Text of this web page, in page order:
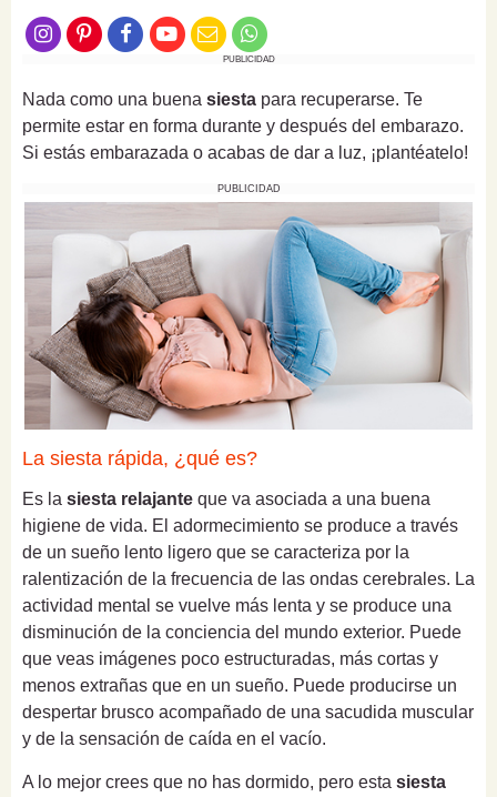
PUBLICIDAD
Nada como una buena siesta para recuperarse. Te
permite estar en forma durante y después del embarazo.
Si estás embarazada o acabas de dar a luz, ¡plantéatelo!
PUBLICIDAD
La siesta rápida, ¿qué es?
Es la siesta relajante que va asociada a una buena
higiene de vida. El adormecimiento se produce a través
de un sueño lento ligero que se caracteriza por la
ralentización de la frecuencia de las ondas cerebrales. La
actividad mental se vuelve más lenta y se produce una
disminución de la conciencia del mundo exterior. Puede
que veas imágenes poco estructuradas, más cortas y
menos extrañas que en un sueño. Puede producirse un
despertar brusco acompañado de una sacudida muscular
y de la sensación de caída en el vacío.
A lo mejor crees que no has dormido, pero esta siesta